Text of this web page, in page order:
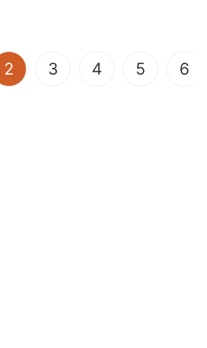
2 (current)
3 4 5 6